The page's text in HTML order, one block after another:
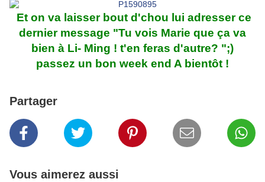
Et on va laisser bout d'chou lui adresser ce
dernier message "Tu vois Marie que ça va
bien à Li- Ming ! t'en feras d'autre? ";)
passez un bon week end A bientôt !
Partager
Vous aimerez aussi